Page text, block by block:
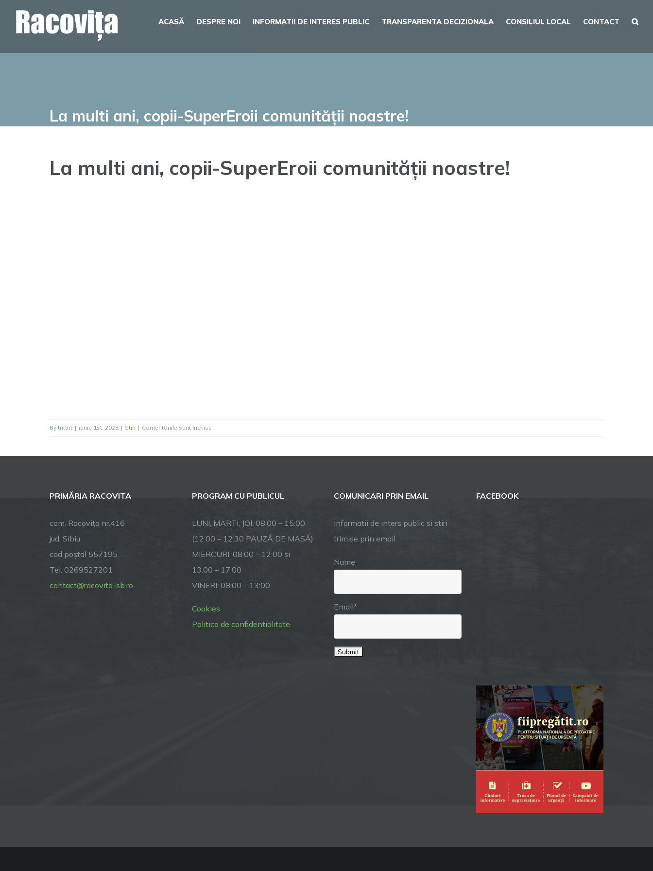
ACASĂ DESPRE NOI INFORMATII DE INTERES PUBLIC TRANSPARENTA DECIZIONALA CONSILIUL LOCAL CONTACT
La multi ani, copii-SuperEroii comunității noastre!
La multi ani, copii-SuperEroii comunității noastre!
By tnttnt | iunie 1st, 2023 | Stiri | Comentariile sunt închise
La
comunității
PRIMĂRIA RACOVITA
com. Racoviţa nr.416
jud. Sibiu
cod poştal 557195
Tel: 0269527201
contact@racovita-sb.ro
PROGRAM CU PUBLICUL
LUNI, MARTI, JOI: 08:00 – 15:00
(12:00 – 12:30 PAUZĂ DE MASĂ)
MIERCURI: 08:00 – 12:00 și
13:00 – 17:00
VINERI: 08:00 – 13:00
Cookies
Politica de confidentialitate
COMUNICARI PRIN EMAIL
Informatii de inters public si stiri
trimise prin email
Name
Email*
FACEBOOK